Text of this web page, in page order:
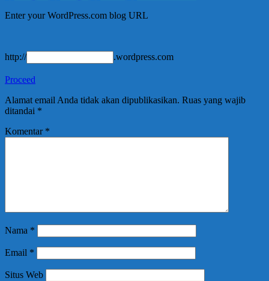
Enter your WordPress.com blog URL
http:// .wordpress.com
Proceed
Alamat email Anda tidak akan dipublikasikan. Ruas yang wajib
ditandai *
Komentar *
Nama *
Email *
Situs Web